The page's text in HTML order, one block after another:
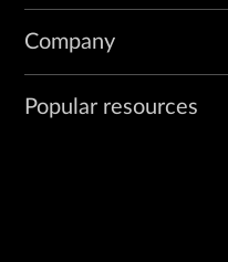
Company
Popular resources